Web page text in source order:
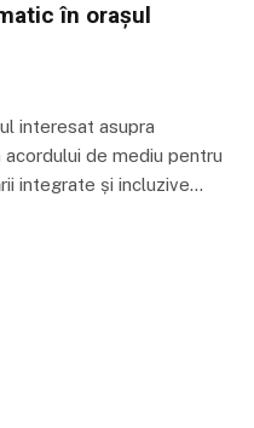
în orașul
interesat asupra
de mediu pentru
integrate și incluzive…